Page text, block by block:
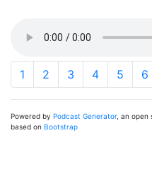
1 2 3 4 5 6
Powered by Podcast Generator, an open
based on Bootstrap